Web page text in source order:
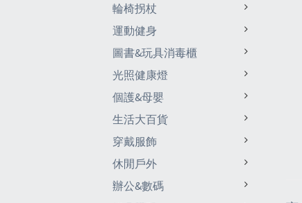
輪椅拐杖
運動健身
圖書&玩具消毒櫃
光照健康燈
個護&母嬰
生活大百貨
穿戴服飾
休閒戶外
辦公&數碼